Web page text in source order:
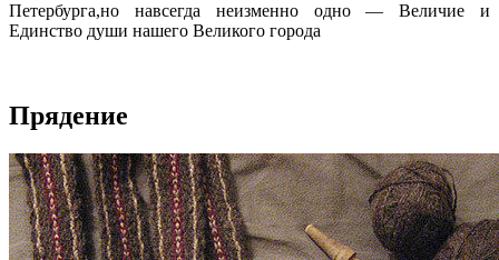
Петербурга,но навсегда неизменно одно — Величие и
Единство души нашего Великого города
Прядение